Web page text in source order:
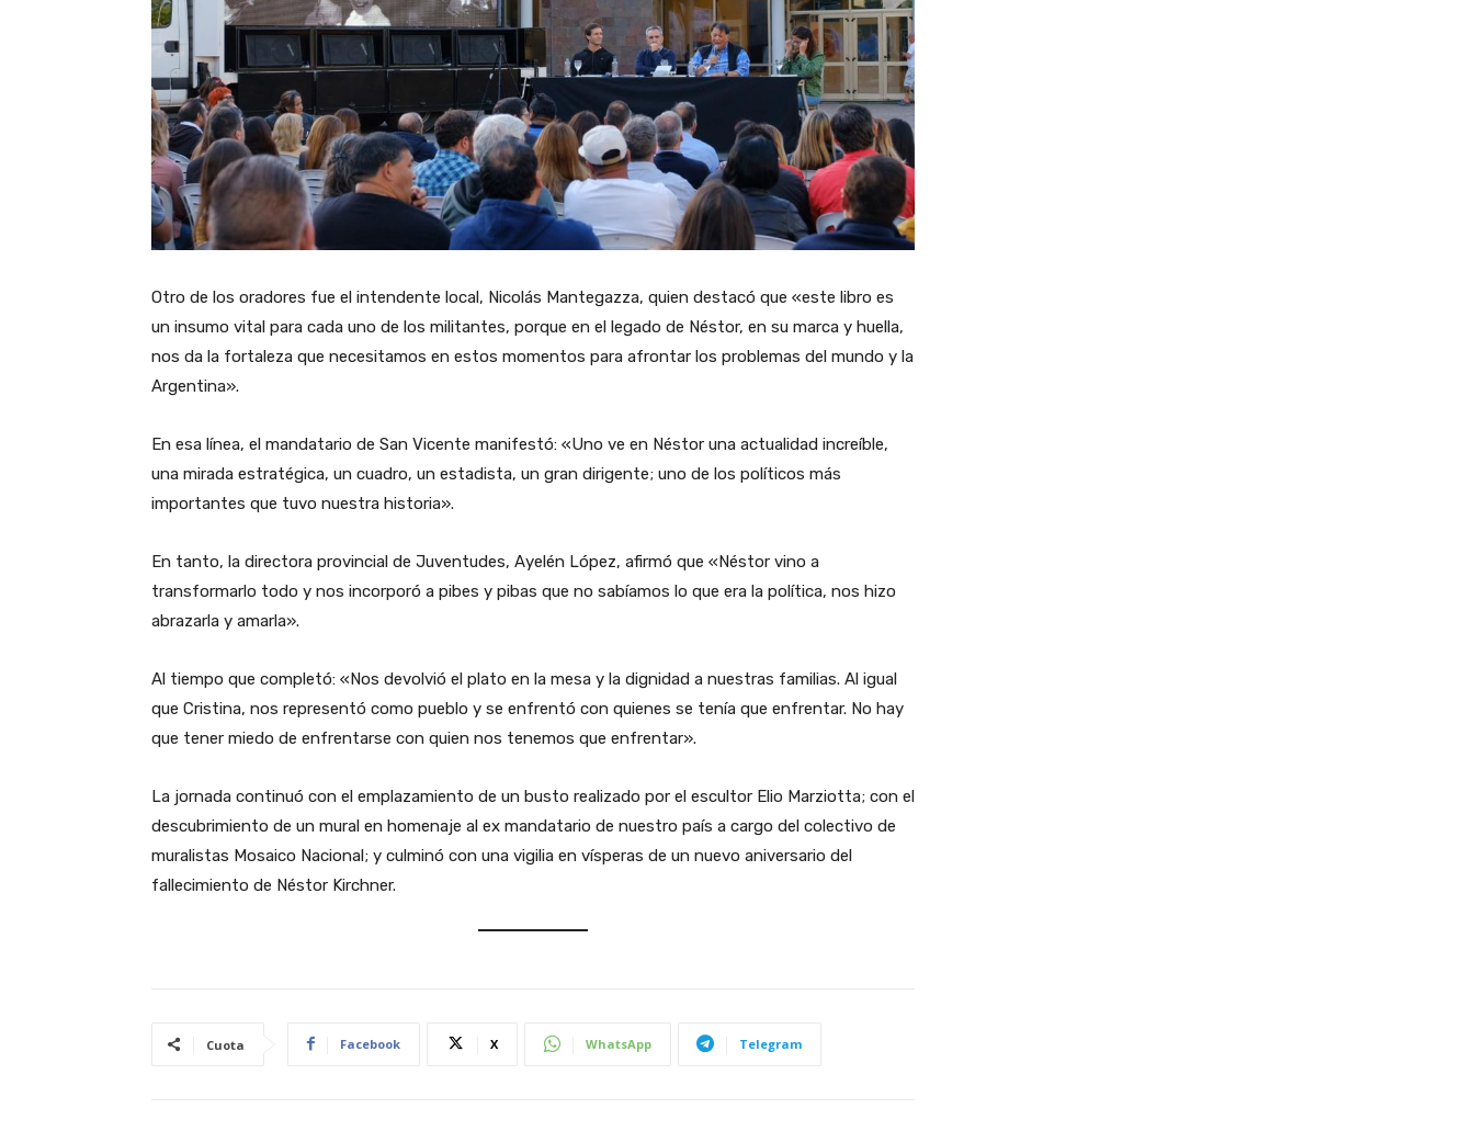
Otro de los oradores fue el intendente local, Nicolás Mantegazza, quien destacó que «este libro es
un insumo vital para cada uno de los militantes, porque en el legado de Néstor, en su marca y huella,
nos da la fortaleza que necesitamos en estos momentos para afrontar los problemas del mundo y la
Argentina».
En esa línea, el mandatario de San Vicente manifestó: «Uno ve en Néstor una actualidad increíble,
una mirada estratégica, un cuadro, un estadista, un gran dirigente; uno de los políticos más
importantes que tuvo nuestra historia».
En tanto, la directora provincial de Juventudes, Ayelén López, afirmó que «Néstor vino a
transformarlo todo y nos incorporó a pibes y pibas que no sabíamos lo que era la política, nos hizo
abrazarla y amarla».
Al tiempo que completó: «Nos devolvió el plato en la mesa y la dignidad a nuestras familias. Al igual
que Cristina, nos representó como pueblo y se enfrentó con quienes se tenía que enfrentar. No hay
que tener miedo de enfrentarse con quien nos tenemos que enfrentar».
La jornada continuó con el emplazamiento de un busto realizado por el escultor Elio Marziotta; con el
descubrimiento de un mural en homenaje al ex mandatario de nuestro país a cargo del colectivo de
muralistas Mosaico Nacional; y culminó con una vigilia en vísperas de un nuevo aniversario del
fallecimiento de Néstor Kirchner.
Cuota Facebook X WhatsApp Telegram